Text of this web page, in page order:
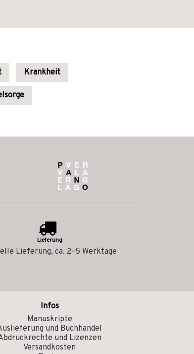
Krankheit
Lieferung
Lieferung, ca. 2–5 Werktage
Infos
Manuskripte
und Buchhandel
und Lizenzen
Versandkosten